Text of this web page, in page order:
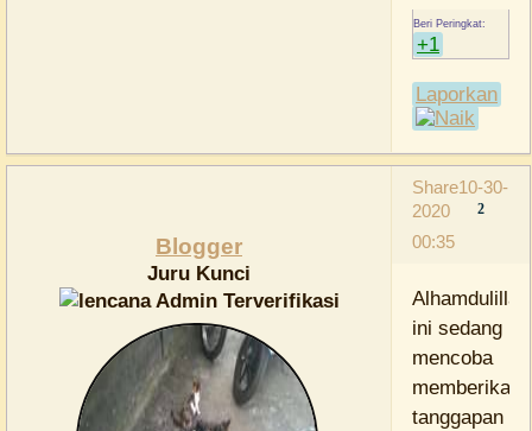
+1
Laporkan
Share
2
10-30-
2020
00:35
Blogger
Juru Kunci
ini sedang
mencoba
memberikan
tanggapan